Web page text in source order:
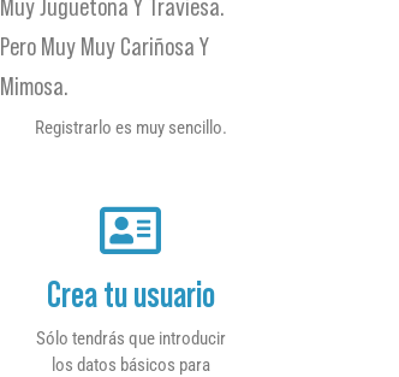
Muy Juguetona Y Traviesa.
Pero Muy Muy Cariñosa Y
Mimosa.
Registrarlo es muy sencillo.
Crea tu usuario
Sólo tendrás que introducir
los datos básicos para